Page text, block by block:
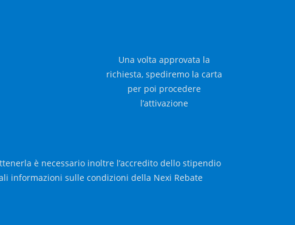
Una volta approvata la
richiesta, spediremo la carta
per poi procedere
l’attivazione
è necessario inoltre l’accredito dello stipendio
informazioni sulle condizioni della Nexi Rebate